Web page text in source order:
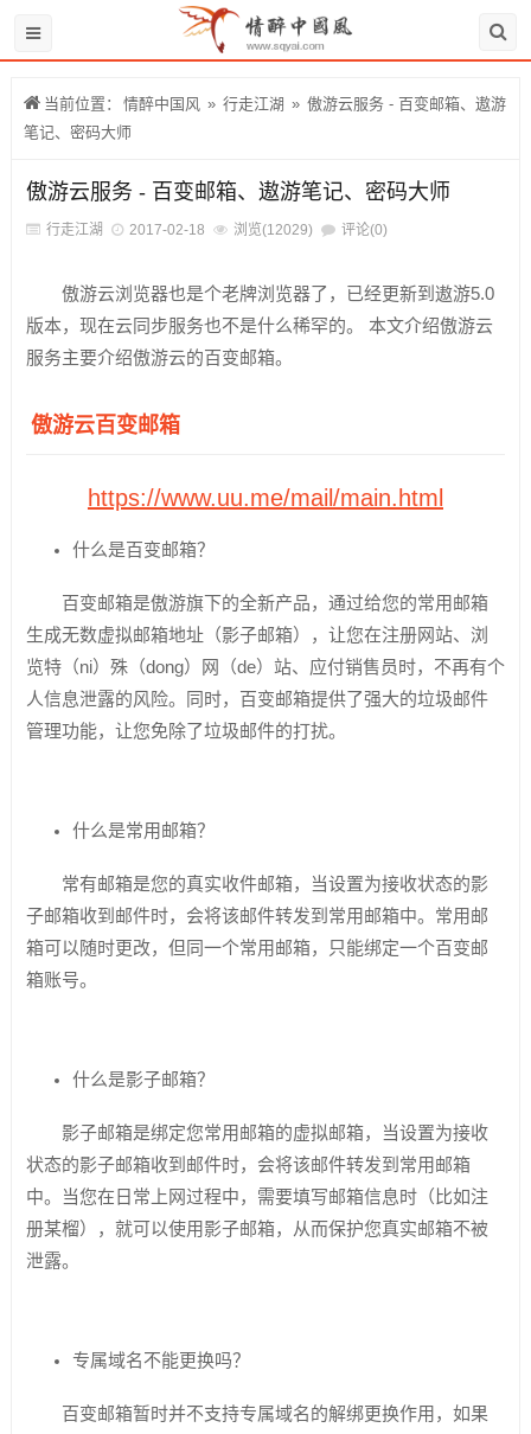
当前位置： 情醉中国风 » 行走江湖 » 傲游云服务 - 百变邮箱、遨游
笔记、密码大师
傲游云服务 - 百变邮箱、遨游笔记、密码大师
行走江湖 2017-02-18 浏览(12029) 评论(0)
傲游云浏览器也是个老牌浏览器了，已经更新到遨游5.0
版本，现在云同步服务也不是什么稀罕的。 本文介绍傲游云
服务主要介绍傲游云的百变邮箱。
傲游云百变邮箱
https://www.uu.me/mail/main.html
什么是百变邮箱？
百变邮箱是傲游旗下的全新产品，通过给您的常用邮箱
生成无数虚拟邮箱地址（影子邮箱），让您在注册网站、浏
览特（ni）殊（dong）网（de）站、应付销售员时，不再有个
人信息泄露的风险。同时，百变邮箱提供了强大的垃圾邮件
管理功能，让您免除了垃圾邮件的打扰。
什么是常用邮箱？
常有邮箱是您的真实收件邮箱，当设置为接收状态的影
子邮箱收到邮件时，会将该邮件转发到常用邮箱中。常用邮
箱可以随时更改，但同一个常用邮箱，只能绑定一个百变邮
箱账号。
什么是影子邮箱？
影子邮箱是绑定您常用邮箱的虚拟邮箱，当设置为接收
状态的影子邮箱收到邮件时，会将该邮件转发到常用邮箱
中。当您在日常上网过程中，需要填写邮箱信息时（比如注
册某榴），就可以使用影子邮箱，从而保护您真实邮箱不被
泄露。
专属域名不能更换吗？
百变邮箱暂时并不支持专属域名的解绑更换作用，如果